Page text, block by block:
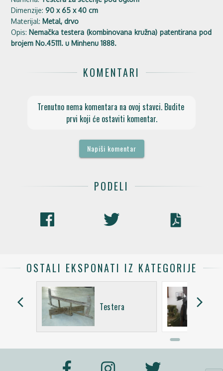
Dimenzije:90 x 65 x 40 cm
Materijal: Metal, drvo
Opis: Nemačka testera (kombinovana kružna) patentirana pod
brojem No.45111. u Minhenu 1888.
KOMENTARI
Trenutno nema komentara na ovoj stavci. Budite
prvi koji će ostaviti komentar.
Napiši komentar
PODELI
OSTALI EKSPONATI IZ KATEGORIJE
arrow_back_ios Testera arrow_forward_ios